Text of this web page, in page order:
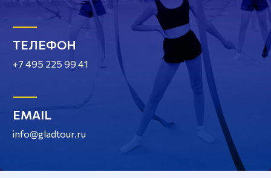
ТЕЛЕФОН
+7 495 225 99 41
EMAIL
info@gladtour.ru